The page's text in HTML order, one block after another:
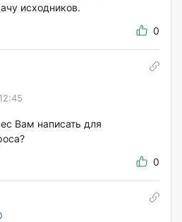
исходников.
0
Вам написать для
0